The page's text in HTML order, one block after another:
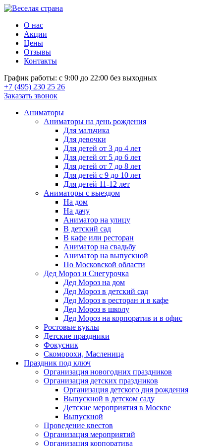
О нас
Акции
Цены
Отзывы
Контакты
График работы: с 9:00 до 22:00 без выходных
+7 (495) 230 25 26
Заказать звонок
Аниматоры
Аниматоры на день рождения
Для мальчика
Для девочки
Для детей от 3 до 4 лет
Для детей от 5 до 6 лет
Для детей от 7 до 8 лет
Для детей с 9 до 10 лет
Для детей 11-12 лет
Аниматоры с выездом
На дом
На дачу
Аниматор на улицу
В детский сад
В кафе или ресторан
Аниматор на свадьбу
Аниматор на выпускной
По Московской области
Дед Мороз и Снегурочка
Дед Мороз на дом
Дед Мороз в детский сад
Дед Мороз в ресторан и в кафе
Дед Мороз в школу
Дед Мороз на корпоратив и в офис
Ростовые куклы
Детские праздники
Фокусник
Скоморохи, Масленица
Праздник под ключ
Организация новогодних праздников
Организация детских праздников
Организация детского дня рождения
Выпускной в детском саду
Детские мероприятия в Москве
Выпускной
Проведение квестов
Организация мероприятий
Организация корпоратива